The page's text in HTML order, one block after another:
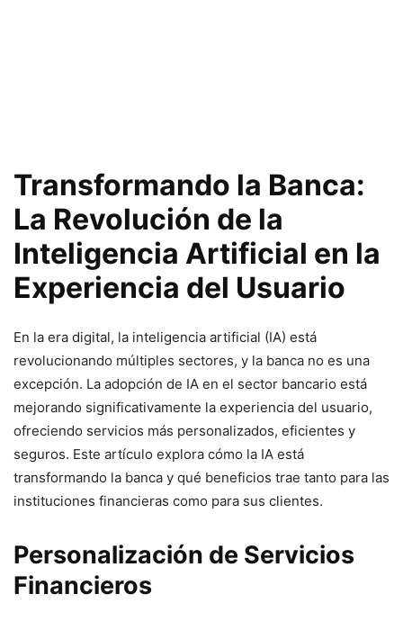
Transformando la Banca:
La Revolución de la
Inteligencia Artificial en la
Experiencia del Usuario
En la era digital, la inteligencia artificial (IA) está
revolucionando múltiples sectores, y la banca no es una
excepción. La adopción de IA en el sector bancario está
mejorando significativamente la experiencia del usuario,
ofreciendo servicios más personalizados, eficientes y
seguros. Este artículo explora cómo la IA está
transformando la banca y qué beneficios trae tanto para las
instituciones financieras como para sus clientes.
Personalización de Servicios
Financieros